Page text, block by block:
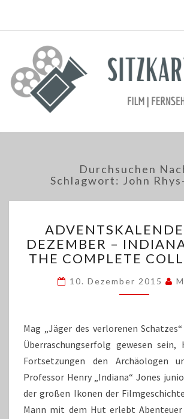
Durchsuchen
Schlagwort: John
10.
DEZEMBER
–
JONES:
THE
DEZEMBER –
THE COMPLETE
10. Dezember 2015
Mag „Jäger des verlorenen
Überraschungserfolg gewesen sein,
Fortsetzungen den Archäologen
Professor Henry „Indiana“ Jones
der großen Ikonen der
Mann mit dem Hut erlebt